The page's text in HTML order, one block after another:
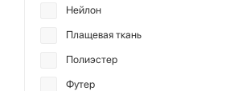
Нейлон
Плащевая ткань
Полиэстер
Футер